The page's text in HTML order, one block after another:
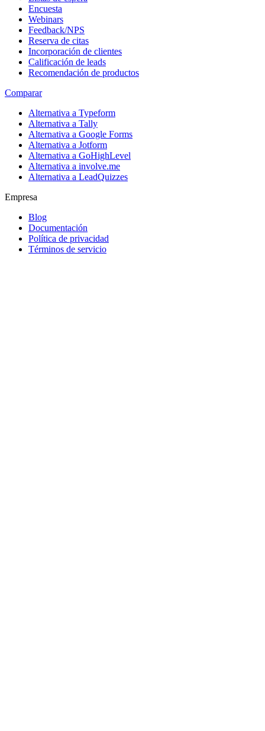
Encuesta
Webinars
Feedback/NPS
Reserva de citas
Incorporación de clientes
Calificación de leads
Recomendación de productos
Comparar
Alternativa a Typeform
Alternativa a Tally
Alternativa a Google Forms
Alternativa a Jotform
Alternativa a GoHighLevel
Alternativa a involve.me
Alternativa a LeadQuizzes
Empresa
Blog
Documentación
Política de privacidad
Términos de servicio